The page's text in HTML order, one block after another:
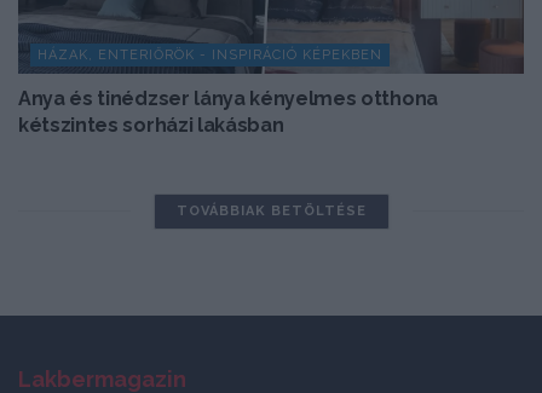
HÁZAK, ENTERIŐRÖK - INSPIRÁCIÓ KÉPEKBEN
Anya és tinédzser lánya kényelmes otthona
kétszintes sorházi lakásban
TOVÁBBIAK BETÖLTÉSE
Lakbermagazin